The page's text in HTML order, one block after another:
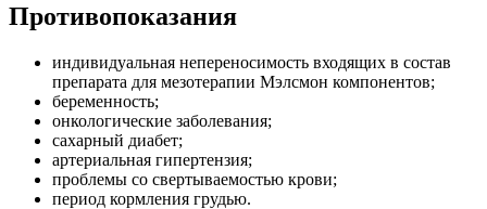
Противопоказания
индивидуальная непереносимость входящих в состав
препарата для мезотерапии Мэлсмон компонентов;
беременность;
онкологические заболевания;
сахарный диабет;
артериальная гипертензия;
проблемы со свертываемостью крови;
период кормления грудью.